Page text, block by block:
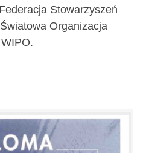
Stowarzyszeń
Organizacja